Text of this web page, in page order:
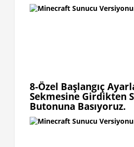
8-Özel Başlangıç
Sekmesine Girdikten
Butonuna Basıyoruz.